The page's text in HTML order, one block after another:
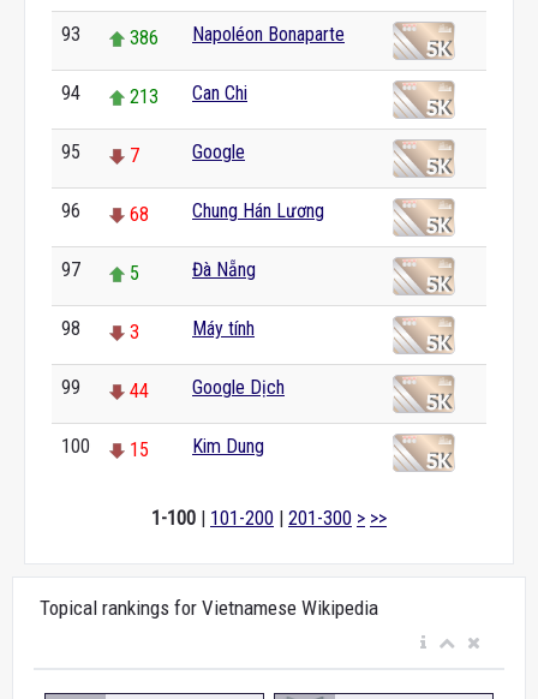
93 386 Napoléon Bonaparte
94 213 Can Chi
95 7 Google
96 68 Chung Hán Lương
97 5 Đà Nẵng
98 3 Máy tính
99 44 Google Dịch
100 15 Kim Dung
1-100 | 101-200 | 201-300 > >>
Topical rankings for Vietnamese Wikipedia